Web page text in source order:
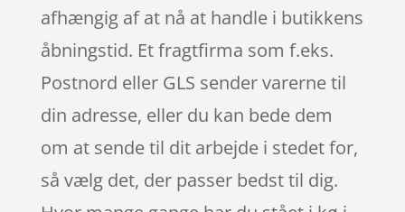
afhængig af at nå at handle i butikkens
åbningstid. Et fragtfirma som f.eks.
Postnord eller GLS sender varerne til
din adresse, eller du kan bede dem
om at sende til dit arbejde i stedet for,
så vælg det, der passer bedst til dig.